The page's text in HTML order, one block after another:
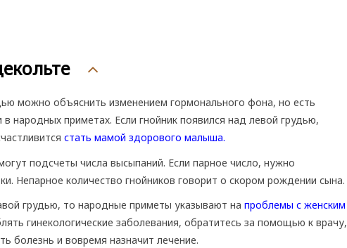
можно объяснить изменением гормонального фона, но есть
народных приметах. Если гнойник появился над левой грудью,
стать мамой здорового малыша.
подсчеты числа высыпаний. Если парное число, нужно
Непарное количество гнойников говорит о скором рождении сына.
грудью, то народные приметы указывают на проблемы с женским
гинекологические заболевания, обратитесь за помощью к врачу,
болезнь и вовремя назначит лечение.